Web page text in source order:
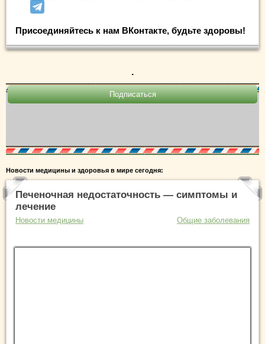
Присоединяйтесь к нам ВКонтакте, будьте здоровы!
.
Новости медицины и здоровья в мире сегодня:
Печеночная недостаточность — симптомы и
лечение
Новости медицины Общие заболевания